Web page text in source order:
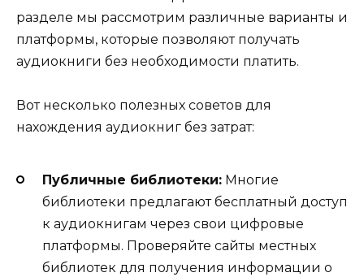
разделе мы рассмотрим различные варианты и
платформы, которые позволяют получать
аудиокниги без необходимости платить.
Вот несколько полезных советов для
нахождения аудиокниг без затрат:
Публичные библиотеки: Многие
библиотеки предлагают бесплатный доступ
к аудиокнигам через свои цифровые
платформы. Проверяйте сайты местных
библиотек для получения информации о